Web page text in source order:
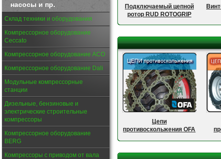
насосы и пр.
Склад техники и оборудования
Компрессорное оборудование
Ceccato
Компрессорное оборудование АСО
Компрессорное оборудование Dali
Модульные компрессорные
станции
Дизельные, бензиновые и
электрические строительные
компрессоры
Компрессорное оборудование
BERG
Компрессоры с приводом от вала
Подключаемый цепной
ротор RUD ROTOGRIP
Цепи
противоскольжения OFA